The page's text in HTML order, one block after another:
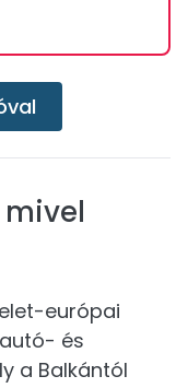
mivel
európai
és
a Balkántól